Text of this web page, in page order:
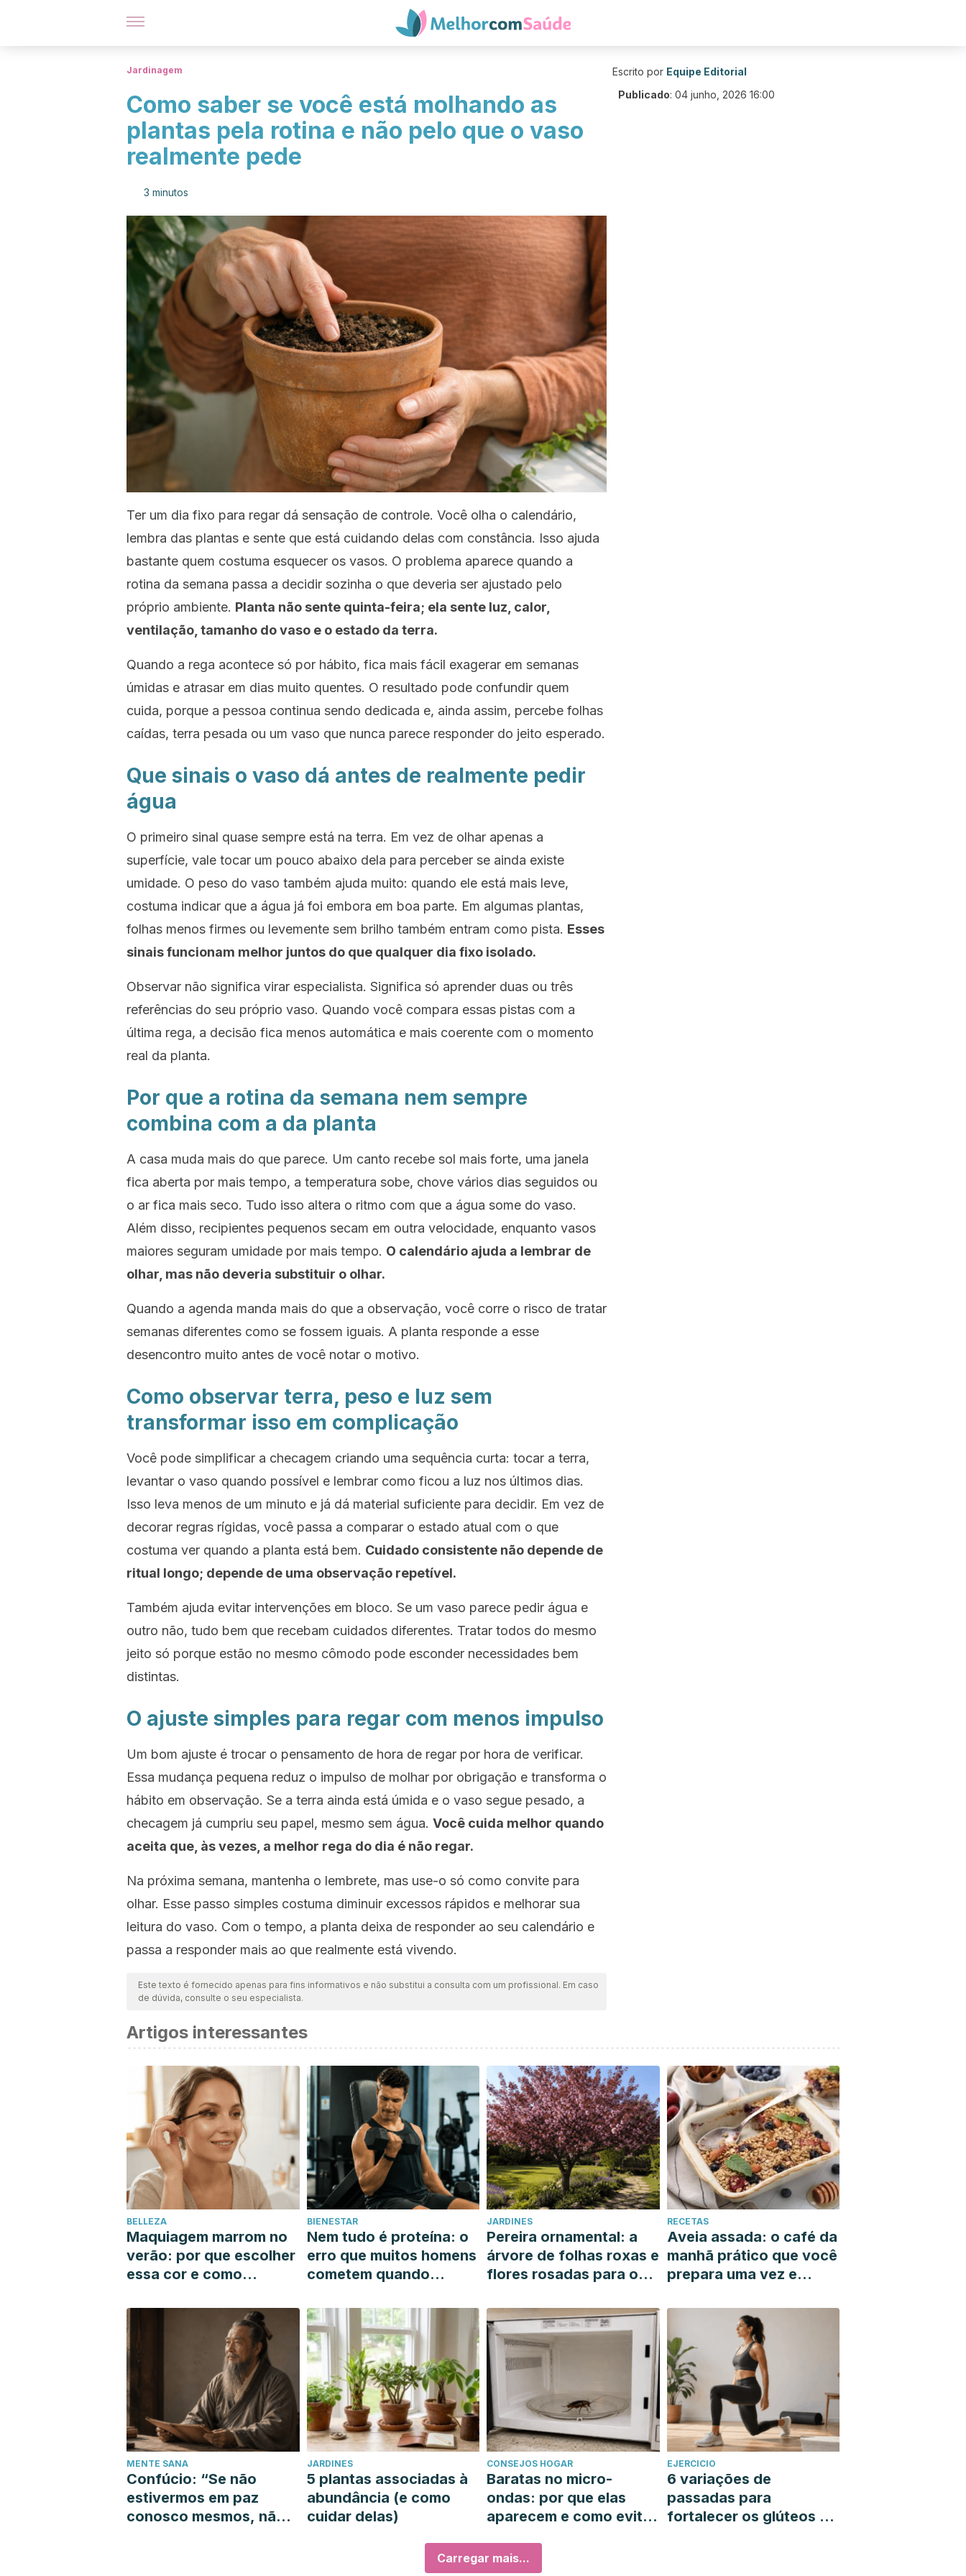
Jardinagem
Como saber se você está molhando as
plantas pela rotina e não pelo que o vaso
realmente pede
3 minutos
Ter um dia fixo para regar dá sensação de controle. Você olha o calendário,
lembra das plantas e sente que está cuidando delas com constância. Isso ajuda
bastante quem costuma esquecer os vasos. O problema aparece quando a
rotina da semana passa a decidir sozinha o que deveria ser ajustado pelo
próprio ambiente. Planta não sente quinta-feira; ela sente luz, calor,
ventilação, tamanho do vaso e o estado da terra.
Quando a rega acontece só por hábito, fica mais fácil exagerar em semanas
úmidas e atrasar em dias muito quentes. O resultado pode confundir quem
cuida, porque a pessoa continua sendo dedicada e, ainda assim, percebe folhas
caídas, terra pesada ou um vaso que nunca parece responder do jeito esperado.
Que sinais o vaso dá antes de realmente pedir
água
O primeiro sinal quase sempre está na terra. Em vez de olhar apenas a
superfície, vale tocar um pouco abaixo dela para perceber se ainda existe
umidade. O peso do vaso também ajuda muito: quando ele está mais leve,
costuma indicar que a água já foi embora em boa parte. Em algumas plantas,
folhas menos firmes ou levemente sem brilho também entram como pista. Esses
sinais funcionam melhor juntos do que qualquer dia fixo isolado.
Observar não significa virar especialista. Significa só aprender duas ou três
referências do seu próprio vaso. Quando você compara essas pistas com a
última rega, a decisão fica menos automática e mais coerente com o momento
real da planta.
Por que a rotina da semana nem sempre
combina com a da planta
A casa muda mais do que parece. Um canto recebe sol mais forte, uma janela
fica aberta por mais tempo, a temperatura sobe, chove vários dias seguidos ou
o ar fica mais seco. Tudo isso altera o ritmo com que a água some do vaso.
Além disso, recipientes pequenos secam em outra velocidade, enquanto vasos
maiores seguram umidade por mais tempo. O calendário ajuda a lembrar de
olhar, mas não deveria substituir o olhar.
Quando a agenda manda mais do que a observação, você corre o risco de tratar
semanas diferentes como se fossem iguais. A planta responde a esse
desencontro muito antes de você notar o motivo.
Como observar terra, peso e luz sem
transformar isso em complicação
Você pode simplificar a checagem criando uma sequência curta: tocar a terra,
levantar o vaso quando possível e lembrar como ficou a luz nos últimos dias.
Isso leva menos de um minuto e já dá material suficiente para decidir. Em vez de
decorar regras rígidas, você passa a comparar o estado atual com o que
costuma ver quando a planta está bem. Cuidado consistente não depende de
ritual longo; depende de uma observação repetível.
Também ajuda evitar intervenções em bloco. Se um vaso parece pedir água e
outro não, tudo bem que recebam cuidados diferentes. Tratar todos do mesmo
jeito só porque estão no mesmo cômodo pode esconder necessidades bem
distintas.
O ajuste simples para regar com menos impulso
Um bom ajuste é trocar o pensamento de hora de regar por hora de verificar.
Essa mudança pequena reduz o impulso de molhar por obrigação e transforma o
hábito em observação. Se a terra ainda está úmida e o vaso segue pesado, a
checagem já cumpriu seu papel, mesmo sem água. Você cuida melhor quando
aceita que, às vezes, a melhor rega do dia é não regar.
Na próxima semana, mantenha o lembrete, mas use-o só como convite para
olhar. Esse passo simples costuma diminuir excessos rápidos e melhorar sua
leitura do vaso. Com o tempo, a planta deixa de responder ao seu calendário e
passa a responder mais ao que realmente está vivendo.
Este texto é fornecido apenas para fins informativos e não substitui a consulta com um profissional. Em caso
de dúvida, consulte o seu especialista.
Escrito por Equipe Editorial
Publicado: 04 junho, 2026 16:00
Artigos interessantes
BELLEZA
Maquiagem marrom no
verão: por que escolher
essa cor e como
mais combina com você
BIENESTAR
Nem tudo é proteína: o
erro que muitos homens
cometem quando
muscular
JARDINES
Pereira ornamental: a
árvore de folhas roxas e
flores rosadas para o
RECETAS
Aveia assada: o café da
manhã prático que você
prepara uma vez e
semana
MENTE SANA
Confúcio: “Se não
estivermos em paz
conosco mesmos, não
JARDINES
5 plantas associadas à
abundância (e como
cuidar delas)
CONSEJOS HOGAR
Baratas no micro-
ondas: por que elas
aparecem e como evitá-
EJERCICIO
6 variações de
passadas para
fortalecer os glúteos e
Carregar mais...